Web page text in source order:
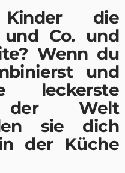
die
und Co. und
Wenn du
und
der Welt
sie dich
der Küche